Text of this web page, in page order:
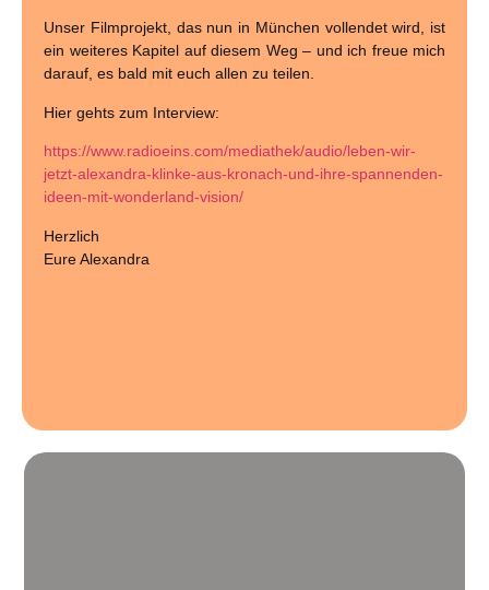
Unser Filmprojekt, das nun in München vollendet wird, ist
ein weiteres Kapitel auf diesem Weg – und ich freue mich
darauf, es bald mit euch allen zu teilen.
Hier gehts zum Interview:
https://www.radioeins.com/mediathek/audio/leben-wir-
jetzt-alexandra-klinke-aus-kronach-und-ihre-spannenden-
ideen-mit-wonderland-vision/
Herzlich
Eure Alexandra